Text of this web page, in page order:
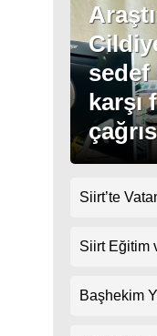
sedef
karşı
Siirt’te
Topluyor
Siirt Eğitim
Başhekim